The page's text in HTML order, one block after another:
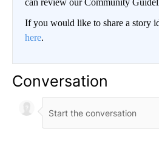
can review our Community
If you would like to share a story
here.
Conversation